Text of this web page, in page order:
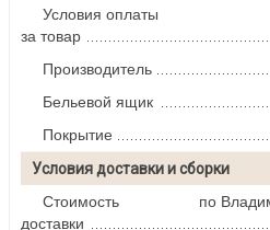
Условия оплаты
за товар
Производитель
Бельевой ящик
Покрытие
Условия доставки и сборки
Стоимость
доставки
по